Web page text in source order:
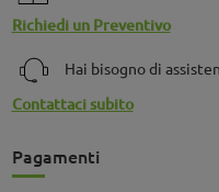
Richiedi un Preventivo
Hai bisogno di
Contattaci subito
Pagamenti